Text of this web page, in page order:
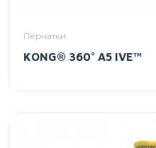
Перчатки
KONG® 360° A5 IVE™